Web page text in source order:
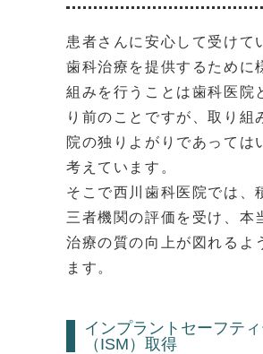
患者さんに安心して受けて
歯科治療を提供するために
組みを行うことは歯科医院
り前のことですが、取り組
院の独りよがりであっては
考えています。
そこで西川歯科医院では、
三者機関の評価を受け、本
治療の質の向上が図れるよ
ます。
インプラントセーフテ
（ISM）取得